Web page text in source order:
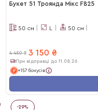
Букет 51 Троянда Мікс F825
50 см L 50 см
4 450 ₴ 3 150 ₴
При відправці до 11.08.26
+157 бонусів
-29%